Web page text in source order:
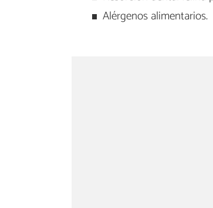
Alérgenos alimentarios.